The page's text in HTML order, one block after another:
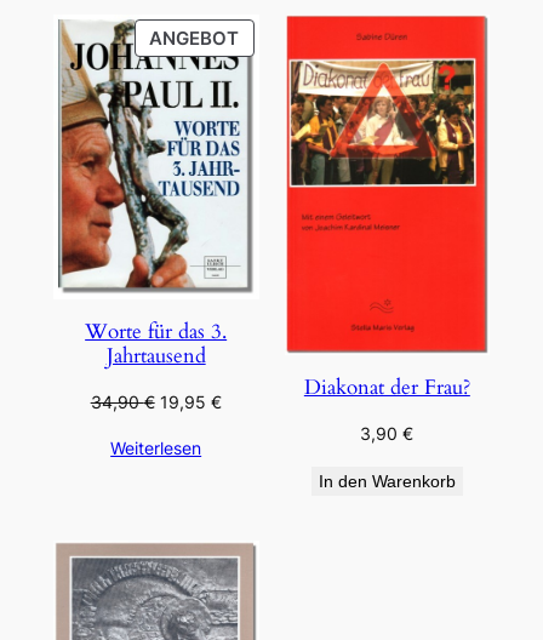
ANGEBOTPRODUKT
IM
ANGEBOT
Worte für das 3.
Jahrtausend
34,90€ Ursprünglicher
war:
19,95 €Aktueller
Weiterlesen
Diakonat der Frau?
3,90€
In den Warenkorb